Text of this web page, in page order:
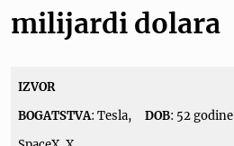
milijardi dolara
IZVOR
BOGATSTVA: Tesla,
DOB: 52 godine